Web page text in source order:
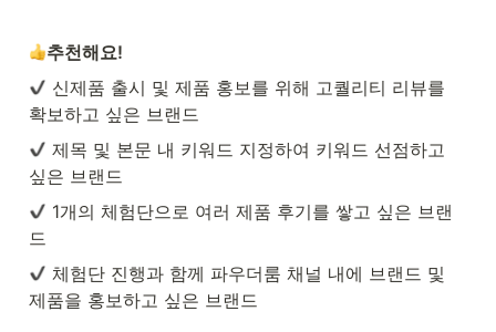
추천해요!
신제품 출시 및 제품 홍보를 위해 고퀄리티 리뷰를
확보하고 싶은 브랜드
제목 및 본문 내 키워드 지정하여 키워드 선점하고
싶은 브랜드
1개의 체험단으로 여러 제품 후기를 쌓고 싶은 브랜
드
체험단 진행과 함께 파우더룸 채널 내에 브랜드 및
제품을 홍보하고 싶은 브랜드